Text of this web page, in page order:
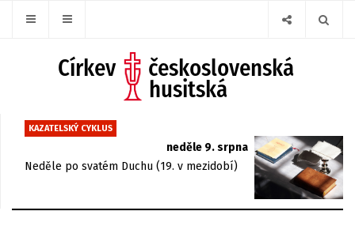
KAZATELSKÝ CYKLUS
neděle 9. srpna
Neděle po svatém Duchu (19. v mezidobí)